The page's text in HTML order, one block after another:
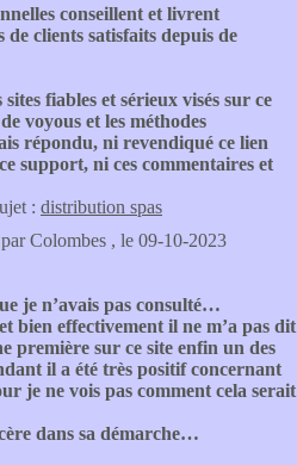
conseillent et livrent
de clients satisfaits depuis de
fiables et sérieux visés sur ce
voyous et les méthodes
répondu, ni revendiqué ce lien
support, ni ces commentaires et
: distribution spas
Colombes , le 09-10-2023
je n’avais pas consulté…
bien effectivement il ne m’a pas dit
première sur ce site enfin un des
il a été très positif concernant
je ne vois pas comment cela serait
dans sa démarche…